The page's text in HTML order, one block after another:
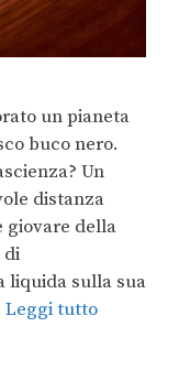
un pianeta
buco nero.
Un
distanza
giovare della
di
liquida sulla sua
Leggi tutto